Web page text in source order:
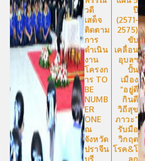
วดี
เสด็จ
ติดตาม
การ
ดำเนิน
งาน
โครงก
าร TO
BE
NUMB
ER
ONE
ณ
จังหวัด
ปราจีน
ปี
(2571-
2575)
ขับ
เคลื่อน
อุบลฯ
ปั้น
เมือง
“อยู่ดี
กินดี
วิถีสุข
ภาวะ”
รับมือ
วิกฤต
โรค&โ